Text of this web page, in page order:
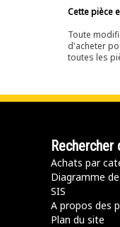
Cette pièce
Toute
d'acheter
toutes les
Rechercher
Achats par
Diagramme
SIS
A propos des
Plan du site